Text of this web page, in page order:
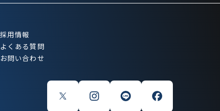
採用情報
よくある質問
お問い合わせ